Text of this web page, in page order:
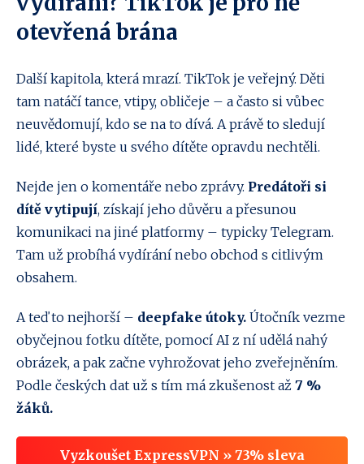
otevřená brána
Další kapitola, která mrazí. TikTok je veřejný. Děti
tam natáčí tance, vtipy, obličeje – a často si vůbec
neuvědomují, kdo se na to dívá. A právě to sledují
lidé, které byste u svého dítěte opravdu nechtěli.
Nejde jen o komentáře nebo zprávy. Predátoři si
dítě vytipují, získají jeho důvěru a přesunou
komunikaci na jiné platformy – typicky Telegram.
Tam už probíhá vydírání nebo obchod s citlivým
obsahem.
A teď to nejhorší – deepfake útoky. Útočník vezme
obyčejnou fotku dítěte, pomocí AI z ní udělá nahý
obrázek, a pak začne vyhrožovat jeho zveřejněním.
Podle českých dat už s tím má zkušenost až 7 %
žáků.
Vyzkoušet ExpressVPN » 73% sleva